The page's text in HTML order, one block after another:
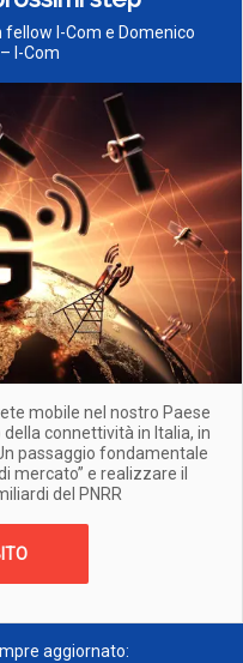
I-Com e Domenico
I-Com
mobile nel nostro Paese
connettività in Italia, in
passaggio fondamentale
mercato” e realizzare il
del PNRR
aggiornato: